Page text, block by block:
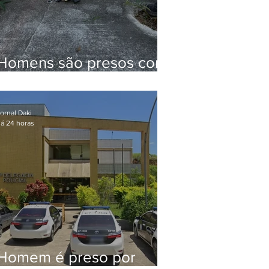
são presos com
Brejal
é preso por
Daki
24 horas